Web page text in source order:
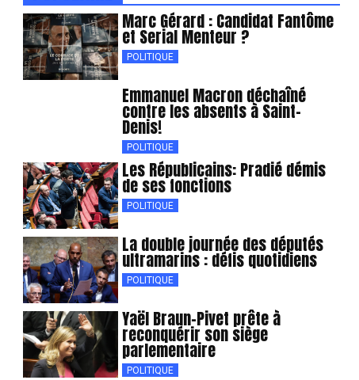
Marc Gérard : Candidat Fantôme
et Serial Menteur ?
POLITIQUE
Emmanuel Macron déchaîné
contre les absents à Saint-
Denis!
POLITIQUE
Les Républicains: Pradié démis
de ses fonctions
POLITIQUE
La double journée des députés
ultramarins : défis quotidiens
POLITIQUE
Yaël Braun-Pivet prête à
reconquérir son siège
parlementaire
POLITIQUE